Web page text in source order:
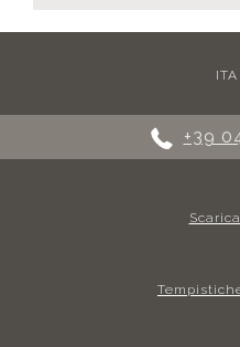
ITA
+39